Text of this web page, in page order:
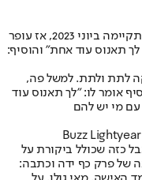
משתמש אחר העלה סרטון מוועדת חינוך שהתקיימה ביוני 2023, אז עופר
תאנוס עוד אחת" והוסיף:
לתת ולתת. למשל פה,
בחודש יוני 2023 עפר כסיף אומר לו: "לך תאנוס עוד
מי יש להם
כזה שכולל ביקורת על
של פרק כף ידה וכתבה: